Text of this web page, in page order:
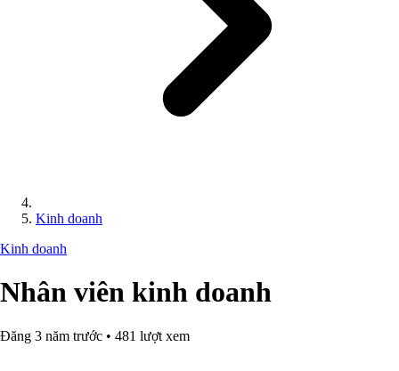
Kinh doanh
Kinh doanh
Nhân viên kinh doanh
Đăng 3 năm trước • 481 lượt xem